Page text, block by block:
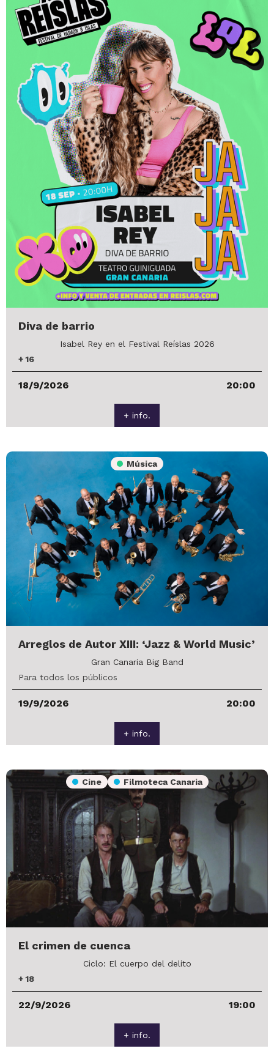
Diva de barrio
Isabel Rey en el Festival Reíslas 2026
+16
18/9/2026 20:00
+ info.
Música
Arreglos de Autor XIII: ‘Jazz & World Music’
Gran Canaria Big Band
Para todos los públicos
19/9/2026 20:00
+ info.
Cine Filmoteca Canaria
El crimen de cuenca
Ciclo: El cuerpo del delito
+18
22/9/2026 19:00
+ info.